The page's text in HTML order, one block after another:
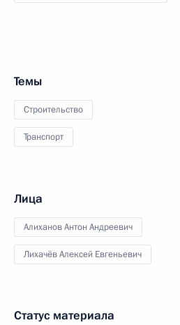
Темы
Строительство
Транспорт
Лица
Алиханов Антон Андреевич
Лихачёв Алексей Евгеньевич
Статус материала